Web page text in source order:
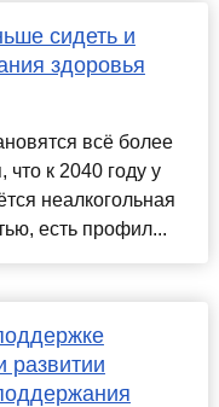
сидеть и
здоровья
всё более
к 2040 году у
неалкогольная
есть профил...
развитии